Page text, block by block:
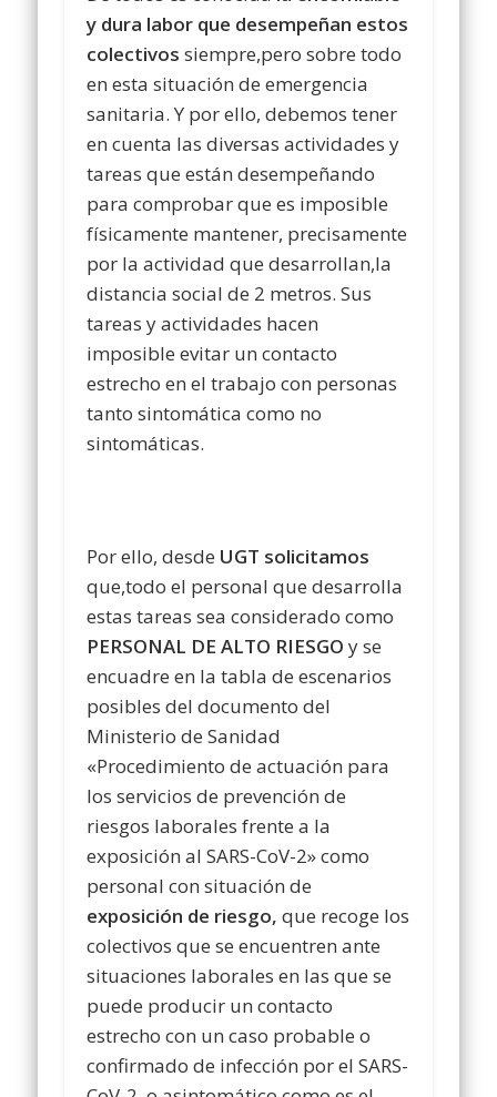
y dura labor que desempeñan estos
colectivos siempre,pero sobre todo
en esta situación de emergencia
sanitaria. Y por ello, debemos tener
en cuenta las diversas actividades y
tareas que están desempeñando
para comprobar que es imposible
físicamente mantener, precisamente
por la actividad que desarrollan,la
distancia social de 2 metros. Sus
tareas y actividades hacen
imposible evitar un contacto
estrecho en el trabajo con personas
tanto sintomática como no
sintomáticas.
Por ello, desde UGT solicitamos
que,todo el personal que desarrolla
estas tareas sea considerado como
PERSONAL DE ALTO RIESGOy se
encuadre en la tabla de escenarios
posibles del documento del
Ministerio de Sanidad
«Procedimiento de actuación para
los servicios de prevención de
riesgos laborales frente a la
exposición al SARS-CoV-2» como
personal con situación de
exposición de riesgo,que recoge los
colectivos que se encuentren ante
situaciones laborales en las que se
puede producir un contacto
estrecho con un caso probable o
confirmado de infección por el SARS-